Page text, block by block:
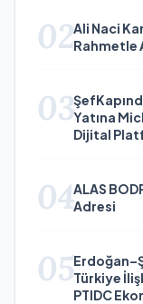
02Ali Naci
Rahmetle
03Yatına
Dijital
04ALAS
Adresi
05Türkiye
PTIDC